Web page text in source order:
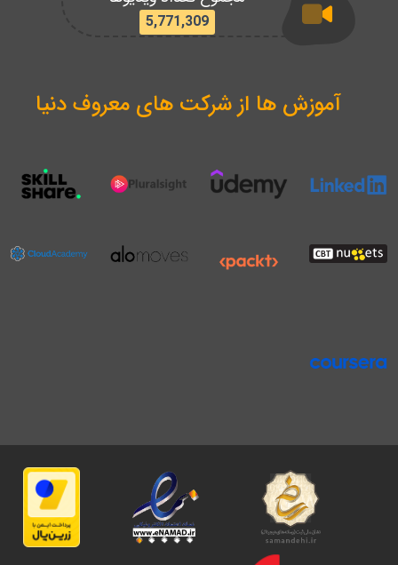
5,771,309
آموزش ها از شرکت های معروف دنیا